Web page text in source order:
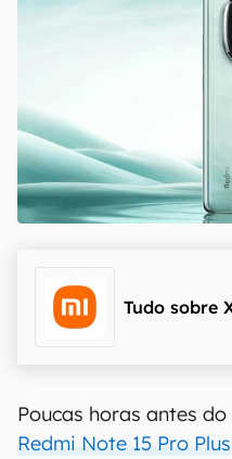
Tudo sobre
Poucas horas antes
Redmi Note 15 Pro Plus